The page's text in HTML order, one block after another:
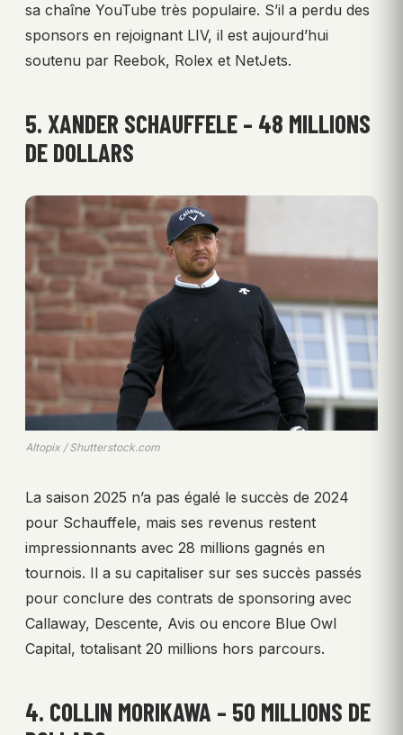
sa chaîne YouTube très populaire. S’il a perdu des
sponsors en rejoignant LIV, il est aujourd’hui
soutenu par Reebok, Rolex et NetJets.
5. XANDER SCHAUFFELE – 48 MILLIONS
DE DOLLARS
Altopix / Shutterstock.com
La saison 2025 n’a pas égalé le succès de 2024
pour Schauffele, mais ses revenus restent
impressionnants avec 28 millions gagnés en
tournois. Il a su capitaliser sur ses succès passés
pour conclure des contrats de sponsoring avec
Callaway, Descente, Avis ou encore Blue Owl
Capital, totalisant 20 millions hors parcours.
4. COLLIN MORIKAWA – 50 MILLIONS DE